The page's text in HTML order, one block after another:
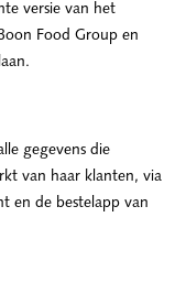
versie van het
Food Group en
gegevens die
van haar klanten, via
en de bestelapp van